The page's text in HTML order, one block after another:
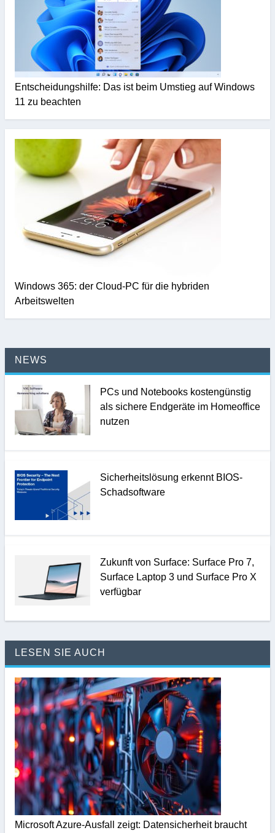
Entscheidungshilfe: Das ist beim Umstieg auf Windows
11 zu beachten
Windows 365: der Cloud-PC für die hybriden
Arbeitswelten
NEWS
PCs und Notebooks kostengünstig
als sichere Endgeräte im Homeoffice
nutzen
Sicherheitslösung erkennt BIOS-
Schadsoftware
Zukunft von Surface: Surface Pro 7,
Surface Laptop 3 und Surface Pro X
verfügbar
LESEN SIE AUCH
Microsoft Azure-Ausfall zeigt: Datensicherheit braucht